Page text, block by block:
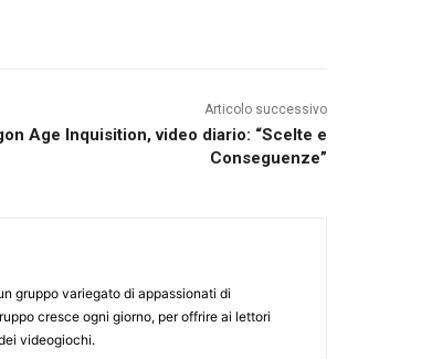
Articolo successivo
Age Inquisition, video diario: “Scelte e
Conseguenze”
gruppo variegato di appassionati di
cresce ogni giorno, per offrire ai lettori
videogiochi.